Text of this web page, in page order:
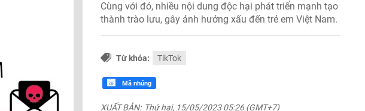
Cùng với đó, nhiều nội dung độc hại phát triển mạnh tạo
thành trào lưu, gây ảnh hưởng xấu đến trẻ em Việt Nam.
Từ khóa: TikTok
Mã nhúng
XUẤT BẢN: Thứ hai, 15/05/2023 05:26 (GMT+7)